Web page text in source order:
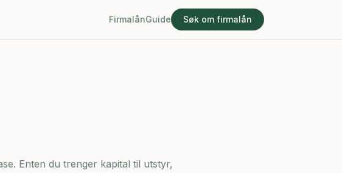
FirmalånGuide Søk om firmalån
Enten du trenger kapital til utstyr,